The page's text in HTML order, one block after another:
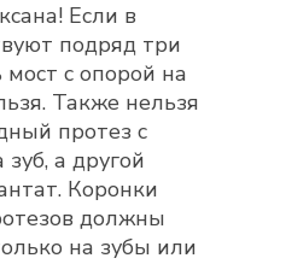
Если в
подряд три
мост с опорой на
Также нельзя
протез с
а другой
Коронки
должны
на зубы или